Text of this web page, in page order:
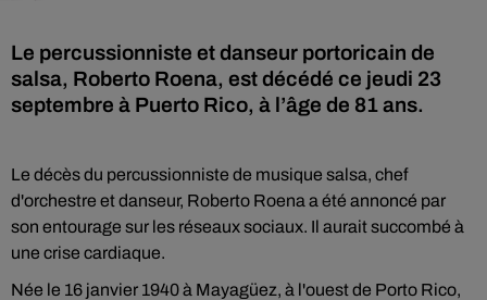
Le percussionniste et danseur portoricain de
salsa, Roberto Roena, est décédé ce jeudi 23
septembre à Puerto Rico, à l’âge de 81 ans.
Le décès du percussionniste de musique salsa, chef
d'orchestre et danseur, Roberto Roena a été annoncé par
son entourage sur les réseaux sociaux. Il aurait succombé à
une crise cardiaque.
Née le 16 janvier 1940 à Mayagüez, à l'ouest de Porto Rico,